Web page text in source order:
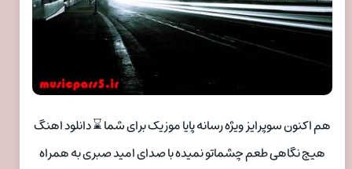
هم اکنون سوپرایز ویژه رسانه پایا موزیک برای شما ⌛ دانلود اهنگ
هیچ نگاهی طعم چشماتو نمیده با صدای امید صبری به همراه